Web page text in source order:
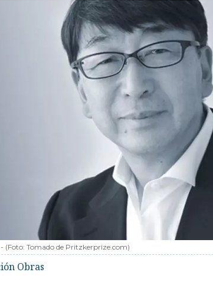
- (Foto: Tomado de Pritzkerprize.com)
Obras